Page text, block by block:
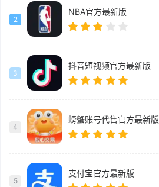
2
NBA官方最新版
3
抖音短视频官方最新版
4
螃蟹账号代售官方最新版
5
支付宝官方最新版